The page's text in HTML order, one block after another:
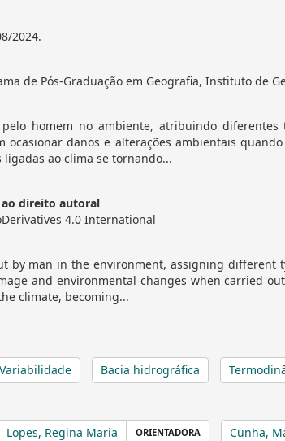
2024.
de Pós-Graduação em Geografia, Instituto de
homem no ambiente, atribuindo
ocasionar danos e alterações ambientais
ao clima se tornando...
direito autoral
4.0 International
by man in the environment, assigning different
and environmental changes when carried
climate, becoming...
Bacia hidrográfica
Lopes, Regina Maria ORIENTADORA Cunha,